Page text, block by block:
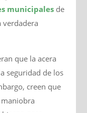
municipales de
verdadera
que la acera
seguridad de los
creen que